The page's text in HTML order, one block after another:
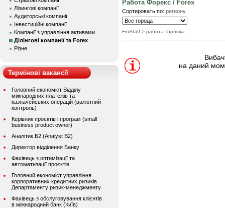
Лізингові компанії
Аудиторські компанії
Інвестиційні компанії
Компанії з управління активами
Ділінгові компанії та Forex
Різне
Термінові вакансії
Головний економіст Відділу
міжнародних платежів та
казначейських операцій (валютний
контроль)
Керівник проєктів і програм (small
business product owner)
Аналітик Б2 (Analyst B2)
Директор відділення Банку
Фахівець з оптимізації та
автоматизації проєктів
Головний економіст управління
корпоративних кредитних ризиків
Департаменту ризик-менеджменту
Фахівець з обслуговування клієнтів
в міжнародний банк (Київ)
Работа Форекс / Forex
Сортировать по: региону
FinStaff > работа Горлівка
на даний